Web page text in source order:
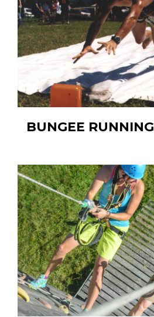
BUNGEE RUNNING